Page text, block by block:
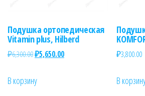
Подушка ортопедическая
Vitamin plus, Hilberd
₽6,300.00Первоначальная
составляла
₽5,650.00Текущая
В корзину
₽3,800.00
В